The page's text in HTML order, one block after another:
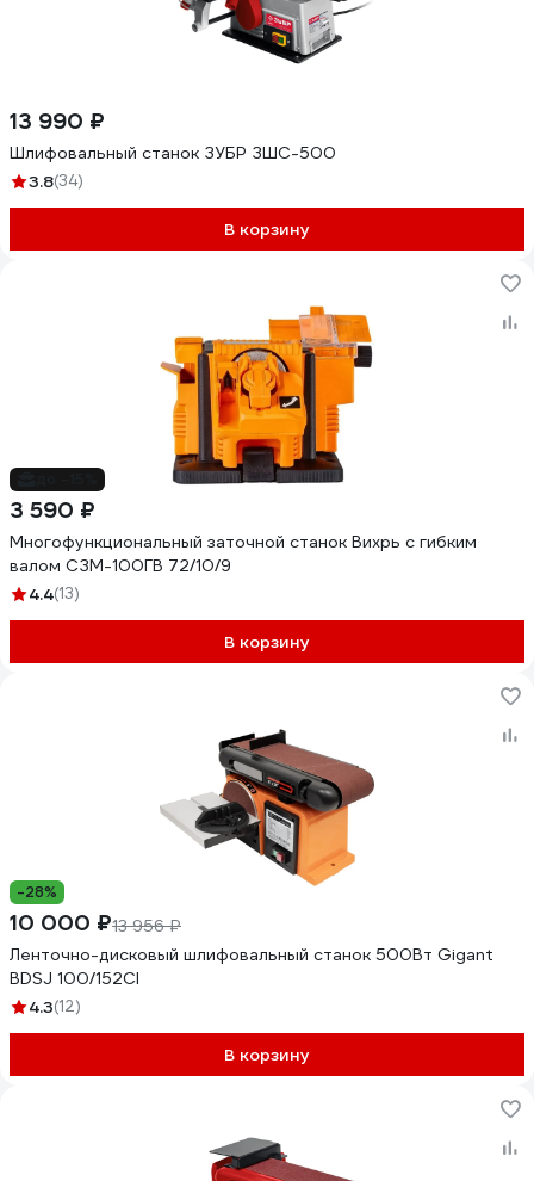
13 990 ₽
Шлифовальный станок ЗУБР ЗШС-500
3.8(34)
В корзину
3 590 ₽
Многофункциональный заточной станок Вихрь с гибким
валом СЗМ-100ГВ 72/10/9
4.4(13)
В корзину
-28%
10 000 ₽13 956 ₽
Ленточно-дисковый шлифовальный станок 500Вт Gigant
BDSJ 100/152CI
4.3(12)
В корзину